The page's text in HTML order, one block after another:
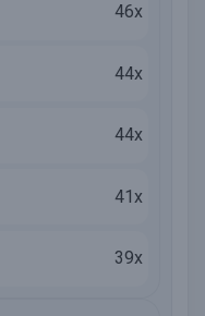
46x
44x
44x
41x
39x